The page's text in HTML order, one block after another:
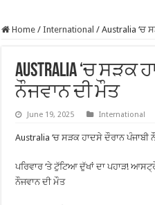
Home / International / Australia ‘ਚ
Australia ‘ਚ ਸੜਕ
ਨੌਜਵਾਨ ਦੀ ਮੌਤ
June 19, 2025 International
Australia ‘ਚ ਸੜਕ ਹਾਦਸੇ ਦੌਰਾਨ ਪੰਜਾਬੀ
ਪਰਿਵਾਰ ‘ਤੇ ਟੁੱਟਿਆ ਦੁੱਖਾਂ ਦਾ ਪਹਾੜ!
ਨੌਜਵਾਨ ਦੀ ਮੌਤ